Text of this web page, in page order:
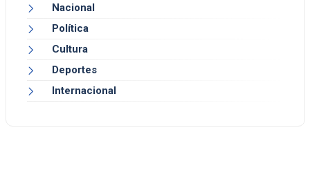
Nacional
Política
Cultura
Deportes
Internacional